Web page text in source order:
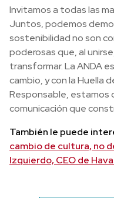
Invitamos a todas las
Juntos, podemos
sostenibilidad no son
poderosas que, al
transformar. La ANDA
cambio, y con la Huella
Responsable, estamos
comunicación que
También le puede
cambio de cultura, no
Izquierdo, CEO de